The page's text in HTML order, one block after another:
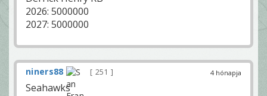
2026: 5000000
2027: 5000000
4 hónapja
niners88 251
Seahawks